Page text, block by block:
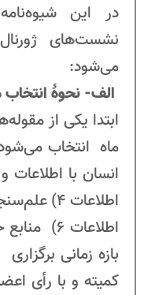
در این
نشست‌های
می‌شود:
الف- نحوۀ
ابتدا یکی از
بازه زمانی
کمیته و با رأی